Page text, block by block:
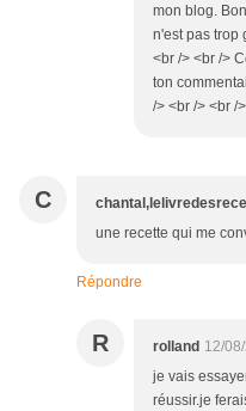
mon blog.
n'est pas trop
<br /> <br />
ton
/> <br /> <br />
C
une recette qui me
Répondre
R rolland 12/
je vais
réussir.je